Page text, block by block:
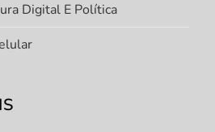
Digital E Política